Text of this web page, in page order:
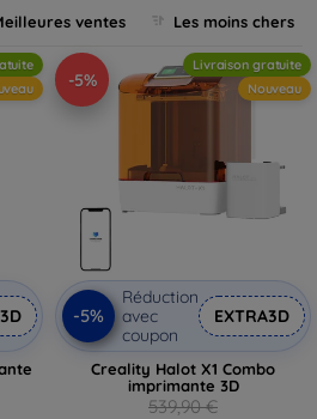
ventes Les moins chers
-5%
Livraison gratuite
Nouveau
-5%
Réduction
avec
coupon
EXTRA3D
Creality Halot X1 Combo
imprimante 3D
539,90 €